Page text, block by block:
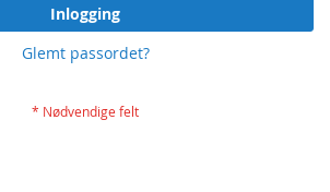
Inlogging
Glemt passordet?